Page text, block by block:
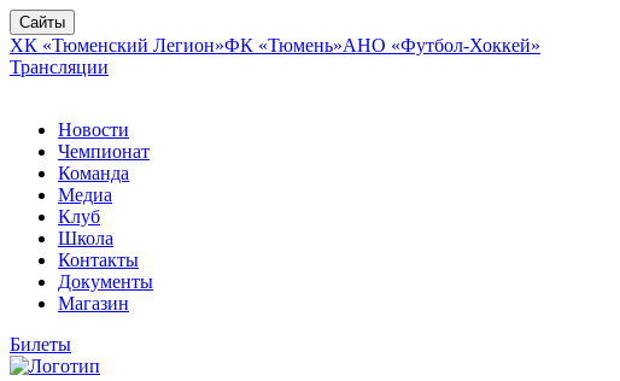
Сайты
ХК «Тюменский Легион»ФК «Тюмень»АНО «Футбол-Хоккей»
Трансляции
Новости
Чемпионат
Команда
Медиа
Клуб
Школа
Контакты
Документы
Магазин
Билеты